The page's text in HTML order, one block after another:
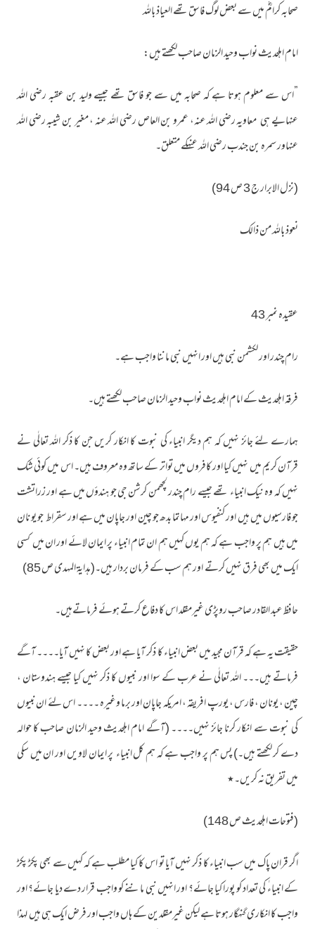
صحابہ کرامؓ میں سے بعض لوگ فاسق تھے العیاذ باللہ
امام اہلحدیث نواب وحید الزمان صاحب لکھتے ہیں:
”اس سے معلوم ہوتا ہے کہ صحابہ میں سے جو فاسق تھے جیسے ولید بن عقبہ رضی اللہ
عنہایے ہی معاویہ رضی اللہ عنہ، عمرو بن العاص رضی اللہ عنہ ، مغیر بن شیبہ رضی اللہ
عنہاور سمرہ بن جندب رضی اللہ عنہکے متعلق۔
(نزل الابرار ج 3 ص 94)
نعوذ باللہ من ذالک
عقیدہ نمبر 43
رام چندر اور لکشمن نبی ہیں اور انہیں نبی ماننا واجب ہے۔
فرقہ اہلحدیث کے امام اہلحدیث نواب وحید الزمان صاحب لکھتے ہیں۔
ہمارے لئے جائز نہیں کہ ہم دیگر انبیاء کی نبوت کا انکار کریں جن کا ذکر اللہ تعالٰی نے
قرآن کریم میں نہیں کیا اور کافروں میں تواتر کے ساتھ وہ معروف ہیں۔ اس میں کوئی شک
نہیں کہ وہ نیک انبیاء تھے جیسے رام چندر لچھمن کرشن جی جو ہندؤں میں ہے اور زراتشت
جو فارسیوں میں ہیں اور کنفیوس اور مہاتما بدھ جو چین اور جاپان میں ہے اور سقراط جو یو نان
میں ہیں ہم پر واجب ہے کہ ہم یوں کہیں ہم ان تمام انبیاء پر ایمان لائے اور ان میں کسی
ایک میں بھی فرق نہیں کرتے اور ہم سب کے فرمان بردار ہیں۔(ہدایۃ المہدی ص 85)
حافظ عبد القادر صاحب روپڑی غیرمقلد اس کا دفاع کرتے ہوئے فرماتےہیں۔
حقیقت یہ ہے کہ قرآن مجید میں بعض انبیاء کا ذکر آیا ہے اور بعض کا نہیں آیا۔۔۔۔ آگے
فرماتے ہیں۔۔۔ اللہ تعالٰی نے عرب کے سوا اور نبیوں کا ذکر نہیں کیا جیسے ہندوستان ،
چین ، یونان ، فارس ، یورپ افریقہ ، امریکہ جاپان اور برما وغیرہ ۔۔۔۔ اس لئے ان نبیوں
کی نبوت سے انکار کرنا جائز نہیں۔۔۔۔ (آگے امام اہلحدیث وحید الزمان صاحب کا حوالہ
دے کر لکھتے ہیں۔) پس ہم پر واجب ہے کہ ہم کل انبیاء پر ایمان لاویں اور ان میں سکی
میں تفریق نہ کریں۔٭
(فتوحات اہلحدیث ص 148)
اگر قران پاک میں سب انبیاء کا ذکر نہیں آیا تو اس کا کیا مطلب ہے کہ کہیں سے بھی پکڑ پکڑ
کے انبیاءٰ کی تعداد کو پورا کیا جائے؟ اور انہیں نبی ماننے کو واجب قرار دے دیا جائے؟ اور
واجب کا انکاری گنہگار ہوتا ہے لیکن غیرمقلدین کے ہاں واجب اور فرض ایک ہی ہیں لہذا